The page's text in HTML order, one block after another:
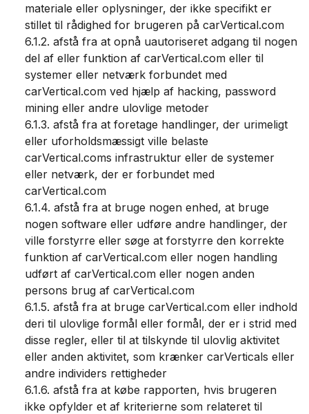
materiale eller oplysninger, der ikke specifikt er
stillet til rådighed for brugeren på carVertical.com
6.1.2. afstå fra at opnå uautoriseret adgang til nogen
del af eller funktion af carVertical.com eller til
systemer eller netværk forbundet med
carVertical.com ved hjælp af hacking, password
mining eller andre ulovlige metoder
6.1.3. afstå fra at foretage handlinger, der urimeligt
eller uforholdsmæssigt ville belaste
carVertical.coms infrastruktur eller de systemer
eller netværk, der er forbundet med
carVertical.com
6.1.4. afstå fra at bruge nogen enhed, at bruge
nogen software eller udføre andre handlinger, der
ville forstyrre eller søge at forstyrre den korrekte
funktion af carVertical.com eller nogen handling
udført af carVertical.com eller nogen anden
persons brug af carVertical.com
6.1.5. afstå fra at bruge carVertical.com eller indhold
deri til ulovlige formål eller formål, der er i strid med
disse regler, eller til at tilskynde til ulovlig aktivitet
eller anden aktivitet, som krænker carVerticals eller
andre individers rettigheder
6.1.6. afstå fra at købe rapporten, hvis brugeren
ikke opfylder et af kriterierne som relateret til